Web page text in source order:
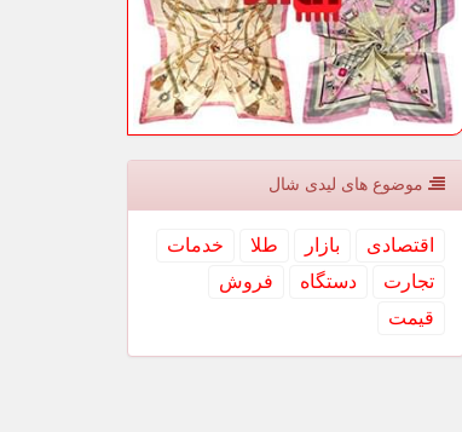
موضوع های لیدی شال
اقتصادی بازار طلا
خدمات
تجارت
دستگاه
فروش
قیمت